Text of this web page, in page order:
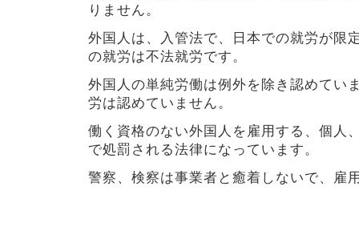
りません。
外国人は、入管法で、日本での就労が限
の就労は不法就労です。
外国人の単純労働は例外を除き認めてい
労は認めていません。
働く資格のない外国人を雇用する、個人
で処罰される法律になっています。
警察、検察は事業者と癒着しないで、雇